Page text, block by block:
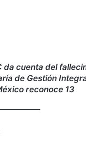
da cuenta del
de Gestión
reconoce 13